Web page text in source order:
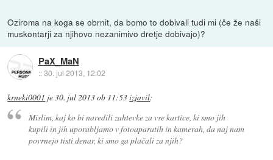
Oziroma na koga se obrnit, da bomo to dobivali tudi mi (če že naši
muskontarji za njihovo nezanimivo dretje dobivajo)?
PaX_MaN
::30. jul 2013, 12:02
krneki0001 je30. jul 2013 ob 11:53izjavil:
Mislim, kaj ko bi naredili zahtevke za vse kartice, ki smo jih
kupili in jih uporabljamo v fotoaparatih in kamerah, da naj nam
povrnejo tisti denar, ki smo ga plačali za njih?